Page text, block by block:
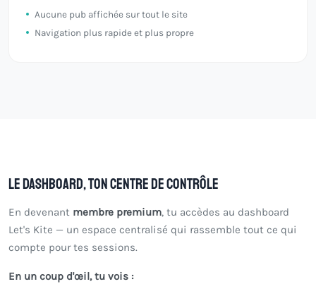
Aucune pub affichée sur tout le site
Navigation plus rapide et plus propre
Le dashboard, ton centre de contrôle
En devenant membre premium, tu accèdes au dashboard
Let's Kite — un espace centralisé qui rassemble tout ce qui
compte pour tes sessions.
En un coup d'œil, tu vois :